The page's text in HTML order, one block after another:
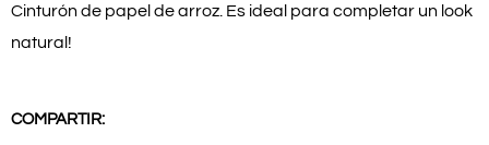
Cinturón de papel de arroz. Es ideal para completar un look
natural!
COMPARTIR: